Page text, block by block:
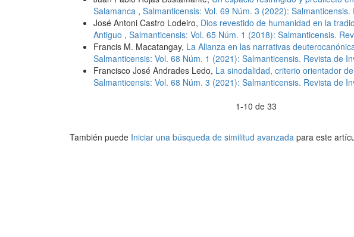
Salamanca , Salmanticensis: Vol. 69 Núm. 3 (2022):
José Antoni Castro Lodeiro, Dios revestido de humanidad en la
Antiguo , Salmanticensis: Vol. 65 Núm. 1 (2018): Salmanticensis.
Francis M. Macatangay, La Alianza en las narrativas
Salmanticensis: Vol. 68 Núm. 1 (2021): Salmanticensis. Revista de
Francisco José Andrades Ledo, La sinodalidad, criterio orientador
Salmanticensis: Vol. 68 Núm. 3 (2021): Salmanticensis. Revista de
1-10 de 33
También puede Iniciar una búsqueda de similitud avanzada para este